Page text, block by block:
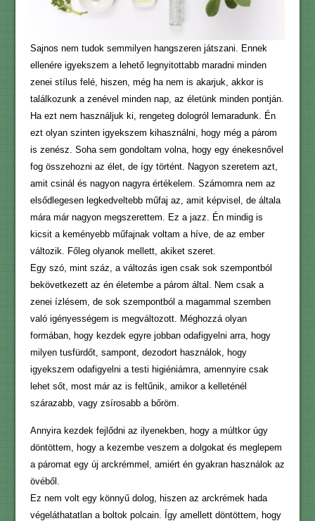
Sajnos nem tudok semmilyen hangszeren játszani. Ennek
ellenére igyekszem a lehető legnyitottabb maradni minden
zenei stílus felé, hiszen, még ha nem is akarjuk, akkor is
találkozunk a zenével minden nap, az életünk minden pontján.
Ha ezt nem használjuk ki, rengeteg dologról lemaradunk. Én
ezt olyan szinten igyekszem kihasználni, hogy még a párom
is zenész. Soha sem gondoltam volna, hogy egy énekesnővel
fog összehozni az élet, de így történt. Nagyon szeretem azt,
amit csinál és nagyon nagyra értékelem. Számomra nem az
elsődlegesen legkedveltebb műfaj az, amit képvisel, de általa
mára már nagyon megszerettem. Ez a jazz. Én mindig is
kicsit a keményebb műfajnak voltam a híve, de az ember
változik. Főleg olyanok mellett, akiket szeret.
Egy szó, mint száz, a változás igen csak sok szempontból
bekövetkezett az én életembe a párom által. Nem csak a
zenei ízlésem, de sok szempontból a magammal szemben
való igényességem is megváltozott. Méghozzá olyan
formában, hogy kezdek egyre jobban odafigyelni arra, hogy
milyen tusfürdőt, sampont, dezodort használok, hogy
igyekszem odafigyelni a testi higiéniámra, amennyire csak
lehet sőt, most már az is feltűnik, amikor a kelleténél
szárazabb, vagy zsírosabb a bőröm.
Annyira kezdek fejlődni az ilyenekben, hogy a múltkor úgy
döntöttem, hogy a kezembe veszem a dolgokat és meglepem
a páromat egy új arckrémmel, amiért én gyakran használok az
övéből.
Ez nem volt egy könnyű dolog, hiszen az arckrémek hada
végeláthatatlan a boltok polcain. Így amellett döntöttem, hogy